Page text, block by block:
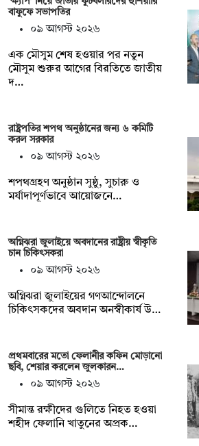
বাফুফে সভাপতির
০৯ আগস্ট ২০২৬
এক মৌসুম শেষ হওয়ার পর নতুন
মৌসুম শুরুর আগের বিরতিতে জাতীয়
দ…
রাষ্ট্রপতির শপথ অনুষ্ঠানের জন্য ৬ কমিটি
করল সরকার
০৯ আগস্ট ২০২৬
শপথগ্রহণ অনুষ্ঠান সুষ্ঠু, সুচারু ও
মর্যাদাপূর্ণভাবে আয়োজনে…
অগ্নিঝরা জুলাইয়ে অবদানের রাষ্ট্রীয় স্বীকৃতি
চান চিকিৎসকরা
০৯ আগস্ট ২০২৬
অগ্নিঝরা জুলাইয়ের গণআন্দোলনে
চিকিৎসকদের অবদান অনস্বীকার্য উ…
প্রথমবারের মতো ফেলানীর কফিন মোড়ানো
ছবি, শেয়ার করলেন জুলকারন…
০৯ আগস্ট ২০২৬
সীমান্ত রক্ষীদের গুলিতে নিহত হওয়া
শহীদ ফেলানি খাতুনের অপ্রক…